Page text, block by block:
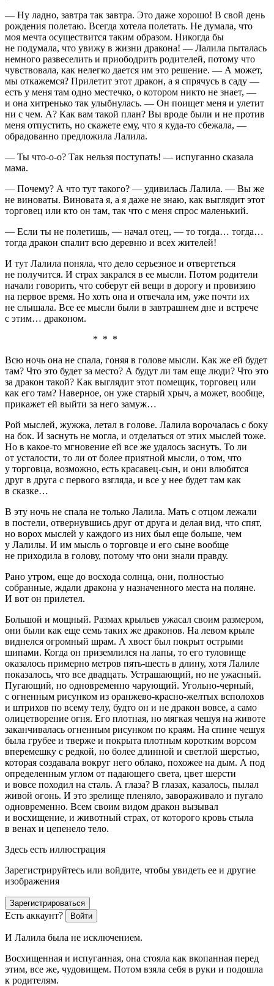
— Ну ладно, завтра так завтра. Это даже хорошо! В свой день
рождения полетаю. Всегда хотела полетать. Не думала, что
моя мечта осуществится таким образом. Никогда бы
не подумала, что увижу в жизни дракона! — Лалила пыталась
немного развеселить и приободрить родителей, потому что
чувствовала, как нелегко дается им это решение. — А может,
мы откажемся? Прилетит этот дракон, а я спрячусь в саду —
есть у меня там одно местечко, о котором никто не знает, —
и она хитренько так улыбнулась. — Он поищет меня и улетит
ни с чем. А? Как вам такой план? Вы вроде были и не против
меня отпустить, но скажете ему, что я куда-то сбежала, —
обрадованно предложила Лалила.
— Ты что-о-о? Так нельзя поступать! — испуганно сказала
мама.
— Почему? А что тут такого? — удивилась Лалила. — Вы же
не виноваты. Виновата я, а я даже не знаю, как выглядит этот
торговец или кто он там, так что с меня спрос маленький.
— Если ты не полетишь, — начал отец, — то тогда… тогда…
тогда дракон спалит всю деревню и всех жителей!
И тут Лалила поняла, что дело серьезное и отвертеться
не получится. И страх закрался в ее мысли. Потом родители
начали говорить, что соберут ей вещи в дорогу и провизию
на первое время. Но хоть она и отвечала им, уже почти их
не слышала. Все ее мысли были в завтрашнем дне и встрече
с этим… драконом.
* * *
Всю ночь она не спала, гоняя в голове мысли. Как же ей будет
там? Что это будет за место? А будут ли там еще люди? Что это
за дракон такой? Как выглядит этот помещик, торговец или
как его там? Наверное, он уже старый хрыч, а может, вообще,
прикажет ей выйти за него замуж…
Рой мыслей, жужжа, летал в голове. Лалила ворочалась с боку
на бок. И заснуть не могла, и отделаться от этих мыслей тоже.
Но в какое-то мгновение ей все же удалось заснуть. То ли
от усталости, то ли от более приятной мысли, о том, что
у торговца, возможно, есть красавец-сын, и они влюбятся
друг в друга с первого взгляда, и все у нее будет там как
в сказке…
В эту ночь не спала не только Лалила. Мать с отцом лежали
в постели, отвернувшись друг от друга и делая вид, что спят,
но ворох мыслей у каждого из них был еще больше, чем
у Лалилы. И им мысль о торговце и его сыне вообще
не приходила в голову, потому что они знали правду.
Рано утром, еще до восхода солнца, они, полностью
собранные, ждали дракона у назначенного места на поляне.
И вот он прилетел.
Большой и мощный. Размах крыльев ужасал своим размером,
они были как еще семь таких же драконов. На левом крыле
виднелся огромный шрам. А хвост был покрыт острыми
шипами. Когда он приземлился на лапы, то его туловище
оказалось примерно метров пять-шесть в длину, хотя Лалиле
показалось, что все двадцать. Устрашающий, но не ужасный.
Пугающий, но одновременно чарующий. Угольно-черный,
с огненным рисунком из оранжево-красно-желтых всполохов
и штрихов по всему телу, будто он и не дракон вовсе, а само
олицетворение огня. Его плотная, но мягкая чешуя на животе
заканчивалась огненным рисунком по краям. На спине чешуя
была грубее и тверже и покрыта плотным коротким ворсом
вперемешку с редкой, но более длинной и светлой шерстью,
которая создавала вокруг него облако, похожее на дым. А под
определенным углом от падающего света, цвет шерсти
и вовсе походил на сталь. А глаза? В глазах, казалось, пылал
живой огонь. И это зрелище пленяло, завораживало и пугало
одновременно. Всем своим видом дракон вызывал
и восхищение, и животный страх, от которого кровь стыла
в венах и цепенело тело.
Здесь есть иллюстрация
Зарегистрируйтесь или войдите, чтобы увидеть ее и другие
изображения
Зарегистрироваться
Есть аккаунт? Войти
И Лалила была не исключением.
Восхищенная и испуганная, она стояла как вкопанная перед
этим, все же, чудовищем. Потом взяла себя в руки и подошла
к родителям.